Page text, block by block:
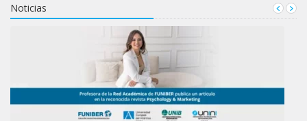
Noticias